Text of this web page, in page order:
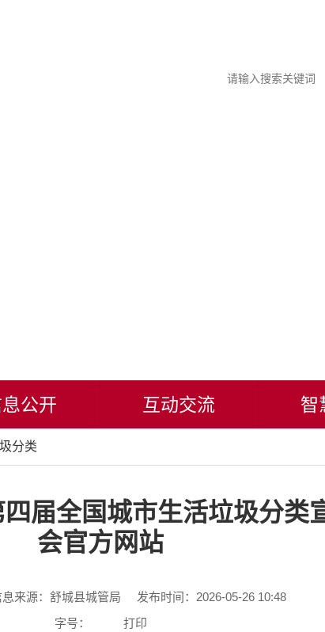
公开 互动交流 智
分类
届全国城市生活垃圾分类
会官方网站
息来源：舒城县城管局
发布时间：2026-05-26 10:48
字号：
打印